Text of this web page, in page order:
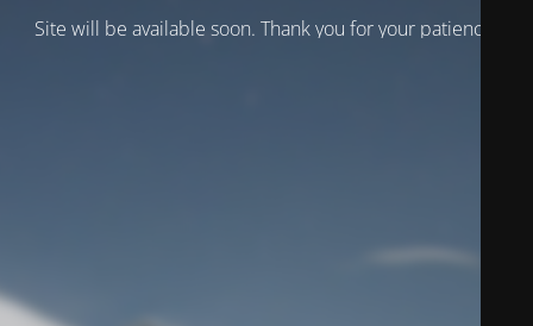
Site will be available soon. Thank you for your patience!